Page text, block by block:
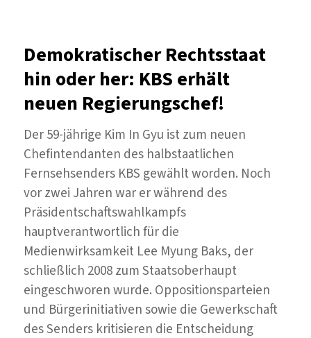
Demokratischer Rechtsstaat
hin oder her: KBS erhält
neuen Regierungschef!
Der 59-jährige Kim In Gyu ist zum neuen
Chefintendanten des halbstaatlichen
Fernsehsenders KBS gewählt worden. Noch
vor zwei Jahren war er während des
Präsidentschaftswahlkampfs
hauptverantwortlich für die
Medienwirksamkeit Lee Myung Baks, der
schließlich 2008 zum Staatsoberhaupt
eingeschworen wurde. Oppositionsparteien
und Bürgerinitiativen sowie die Gewerkschaft
des Senders kritisieren die Entscheidung